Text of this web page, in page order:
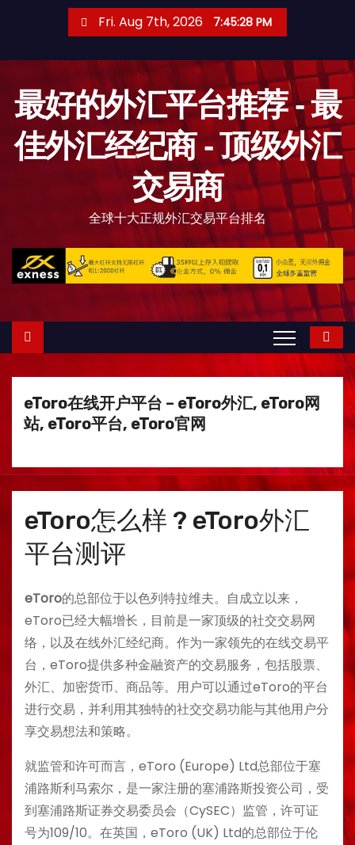
Fri. Aug 7th, 2026 7:45:29 PM
最好的外汇平台推荐 - 最
佳外汇经纪商 - 顶级外汇
交易商
全球十大正规外汇交易平台排名
eToro在线开户平台 – eToro外汇, eToro网
站, eToro平台, eToro官网
eToro怎么样 ? eToro外汇
平台测评
eToro的总部位于以色列特拉维夫。自成立以来，
eToro已经大幅增长，目前是一家顶级的社交交易网
络，以及在线外汇经纪商。作为一家领先的在线交易平
台，eToro提供多种金融资产的交易服务，包括股票、
外汇、加密货币、商品等。用户可以通过eToro的平台
进行交易，并利用其独特的社交交易功能与其他用户分
享交易想法和策略。
就监管和许可而言，eToro (Europe) Ltd总部位于塞
浦路斯利马索尔，是一家注册的塞浦路斯投资公司，受
到塞浦路斯证券交易委员会（CySEC）监管，许可证
号为109/10。在英国，eToro (UK) Ltd的总部位于伦